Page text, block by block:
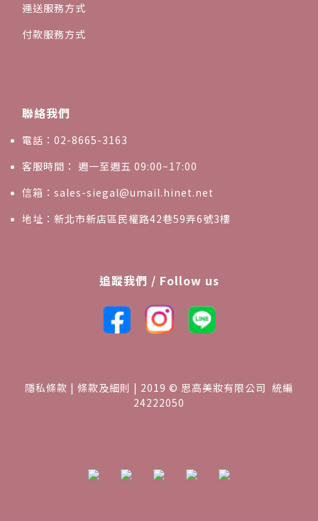
運送服務方式
付款服務方式
聯絡我們
電話：02-8665-3163
客服時間： 週一至週五 09:00~17:00
信箱：sales-siegal@umail.hinet.net
地址：新北市新店區民權路42巷59弄6號3樓
追蹤我們 / Follow us
隱私條款 | 條款及細則 | 2019 © 思高美妝有限公司 統編
24222050